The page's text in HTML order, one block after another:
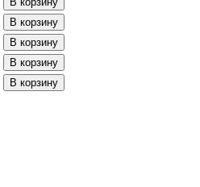
В корзину
В корзину
В корзину
В корзину